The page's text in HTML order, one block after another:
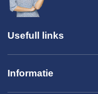
Usefull links
Informatie